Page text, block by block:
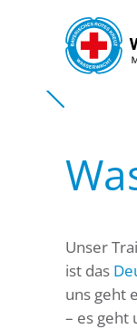
Skip to main
Unser
ist das
uns geht
– es geht